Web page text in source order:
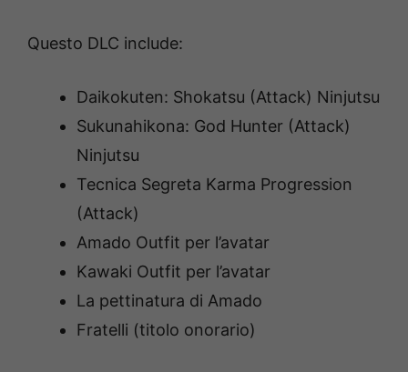
Questo DLC include:
Daikokuten: Shokatsu (Attack) Ninjutsu
Sukunahikona: God Hunter (Attack)
Ninjutsu
Tecnica Segreta Karma Progression
(Attack)
Amado Outfit per l’avatar
Kawaki Outfit per l’avatar
La pettinatura di Amado
Fratelli (titolo onorario)